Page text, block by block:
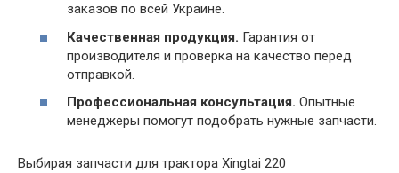
заказов по всей Украине.
Качественная продукция. Гарантия от
производителя и проверка на качество перед
отправкой.
Профессиональная консультация. Опытные
менеджеры помогут подобрать нужные запчасти.
Выбирая запчасти для трактора Xingtai 220